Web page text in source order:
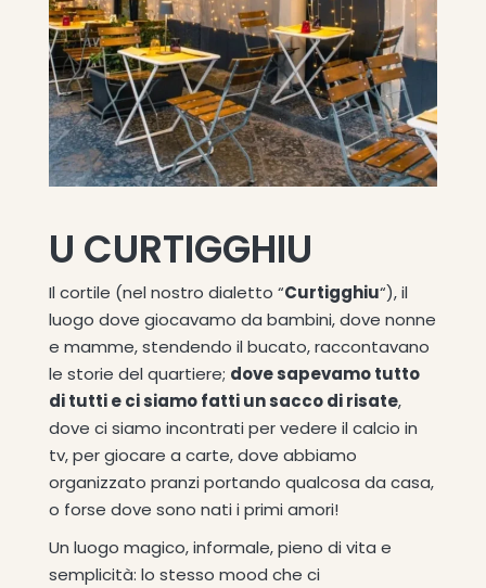
U CURTIGGHIU
Il cortile (nel nostro dialetto “Curtigghiu“), il
luogo dove giocavamo da bambini, dove nonne
e mamme, stendendo il bucato, raccontavano
le storie del quartiere; dove sapevamo tutto
di tutti e ci siamo fatti un sacco di risate,
dove ci siamo incontrati per vedere il calcio in
tv, per giocare a carte, dove abbiamo
organizzato pranzi portando qualcosa da casa,
o forse dove sono nati i primi amori!
Un luogo magico, informale, pieno di vita e
semplicità: lo stesso mood che ci